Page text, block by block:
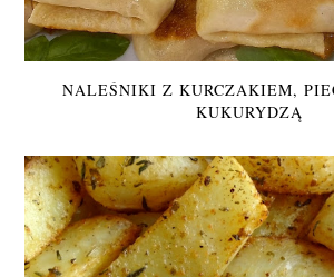
NALEŚNIKI Z KURCZAKIEM,
KUKURYDZĄ